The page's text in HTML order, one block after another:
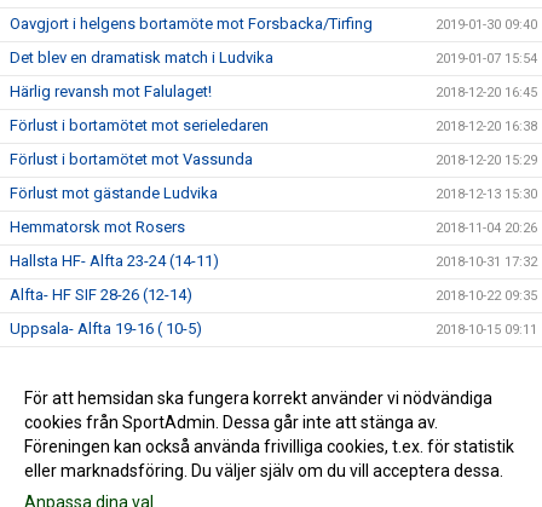
Oavgjort i helgens bortamöte mot Forsbacka/Tirfing 2019-01-30 09:40
Det blev en dramatisk match i Ludvika 2019-01-07 15:54
Härlig revansh mot Falulaget! 2018-12-20 16:45
Förlust i bortamötet mot serieledaren 2018-12-20 16:38
Förlust i bortamötet mot Vassunda 2018-12-20 15:29
Förlust mot gästande Ludvika 2018-12-13 15:30
Hemmatorsk mot Rosers 2018-11-04 20:26
Hallsta HF- Alfta 23-24 (14-11) 2018-10-31 17:32
Alfta- HF SIF 28-26 (12-14) 2018-10-22 09:35
Uppsala- Alfta 19-16 ( 10-5) 2018-10-15 09:11
Vinst mot HF Rimbo 2018-10-09 08:25
Förlust mot Avesta Brovallen HF 2018-10-09 08:24
För att hemsidan ska fungera korrekt använder vi nödvändiga
cookies från SportAdmin. Dessa går inte att stänga av.
Föreningen kan också använda frivilliga cookies, t.ex. för statistik
eller marknadsföring. Du väljer själv om du vill acceptera dessa.
Anpassa dina val